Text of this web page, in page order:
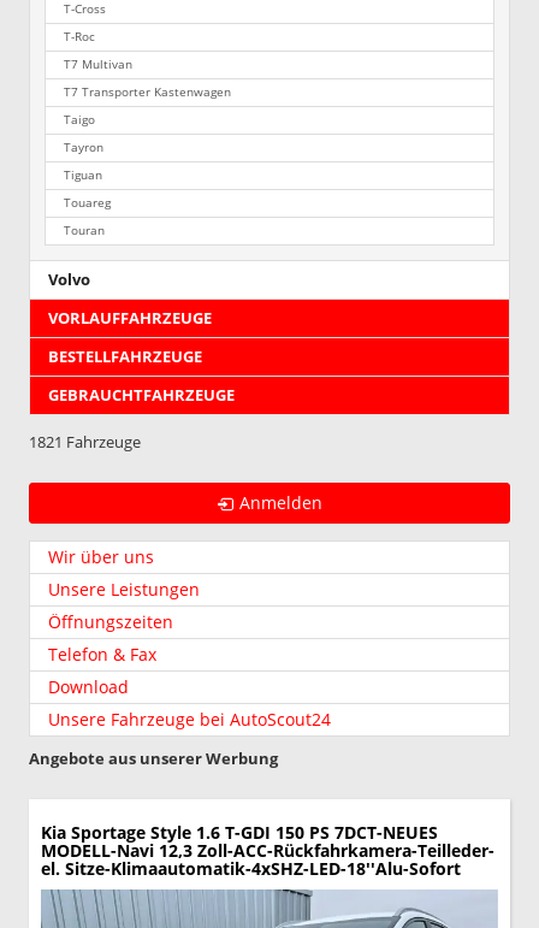
T-Cross
T-Roc
T7 Multivan
T7 Transporter Kastenwagen
Taigo
Tayron
Tiguan
Touareg
Touran
Volvo
VORLAUFFAHRZEUGE
BESTELLFAHRZEUGE
GEBRAUCHTFAHRZEUGE
1821 Fahrzeuge
Anmelden
Wir über uns
Unsere Leistungen
Öffnungszeiten
Telefon & Fax
Download
Unsere Fahrzeuge bei AutoScout24
Angebote aus unserer Werbung
Kia Sportage Style 1.6 T-GDI 150 PS 7DCT-NEUES
MODELL-Navi 12,3 Zoll-ACC-Rückfahrkamera-Teilleder-
el. Sitze-Klimaautomatik-4xSHZ-LED-18''Alu-Sofort